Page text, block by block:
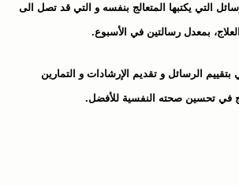
التي يكتبها المتعالج بنفسه و التي قد تصل الى
بمعدل رسالتين في الأسبوع.
الرسائل و تقديم الإرشادات و التمارين
في تحسين صحته النفسية للأفضل.